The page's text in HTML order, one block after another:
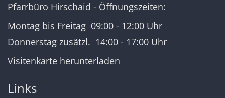
Pfarrbüro Hirschaid - Öffnungszeiten:
Montag bis Freitag 09:00 - 12:00 Uhr
Donnerstag zusätzl. 14:00 - 17:00 Uhr
Visitenkarte herunterladen
Links